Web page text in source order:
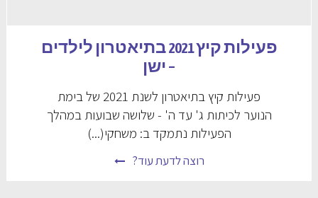
פעילות קיץ 2021 בתיאטרון לילדים
– ישן
פעילות קיץ בתיאטרון לשנת 2021 של בימת
הנוער לכיתות ג' עד ה' - שלושה שבועות במהלך
הפעילות נתמקד ב: משחקי(...)
רוצה לדעת עוד?